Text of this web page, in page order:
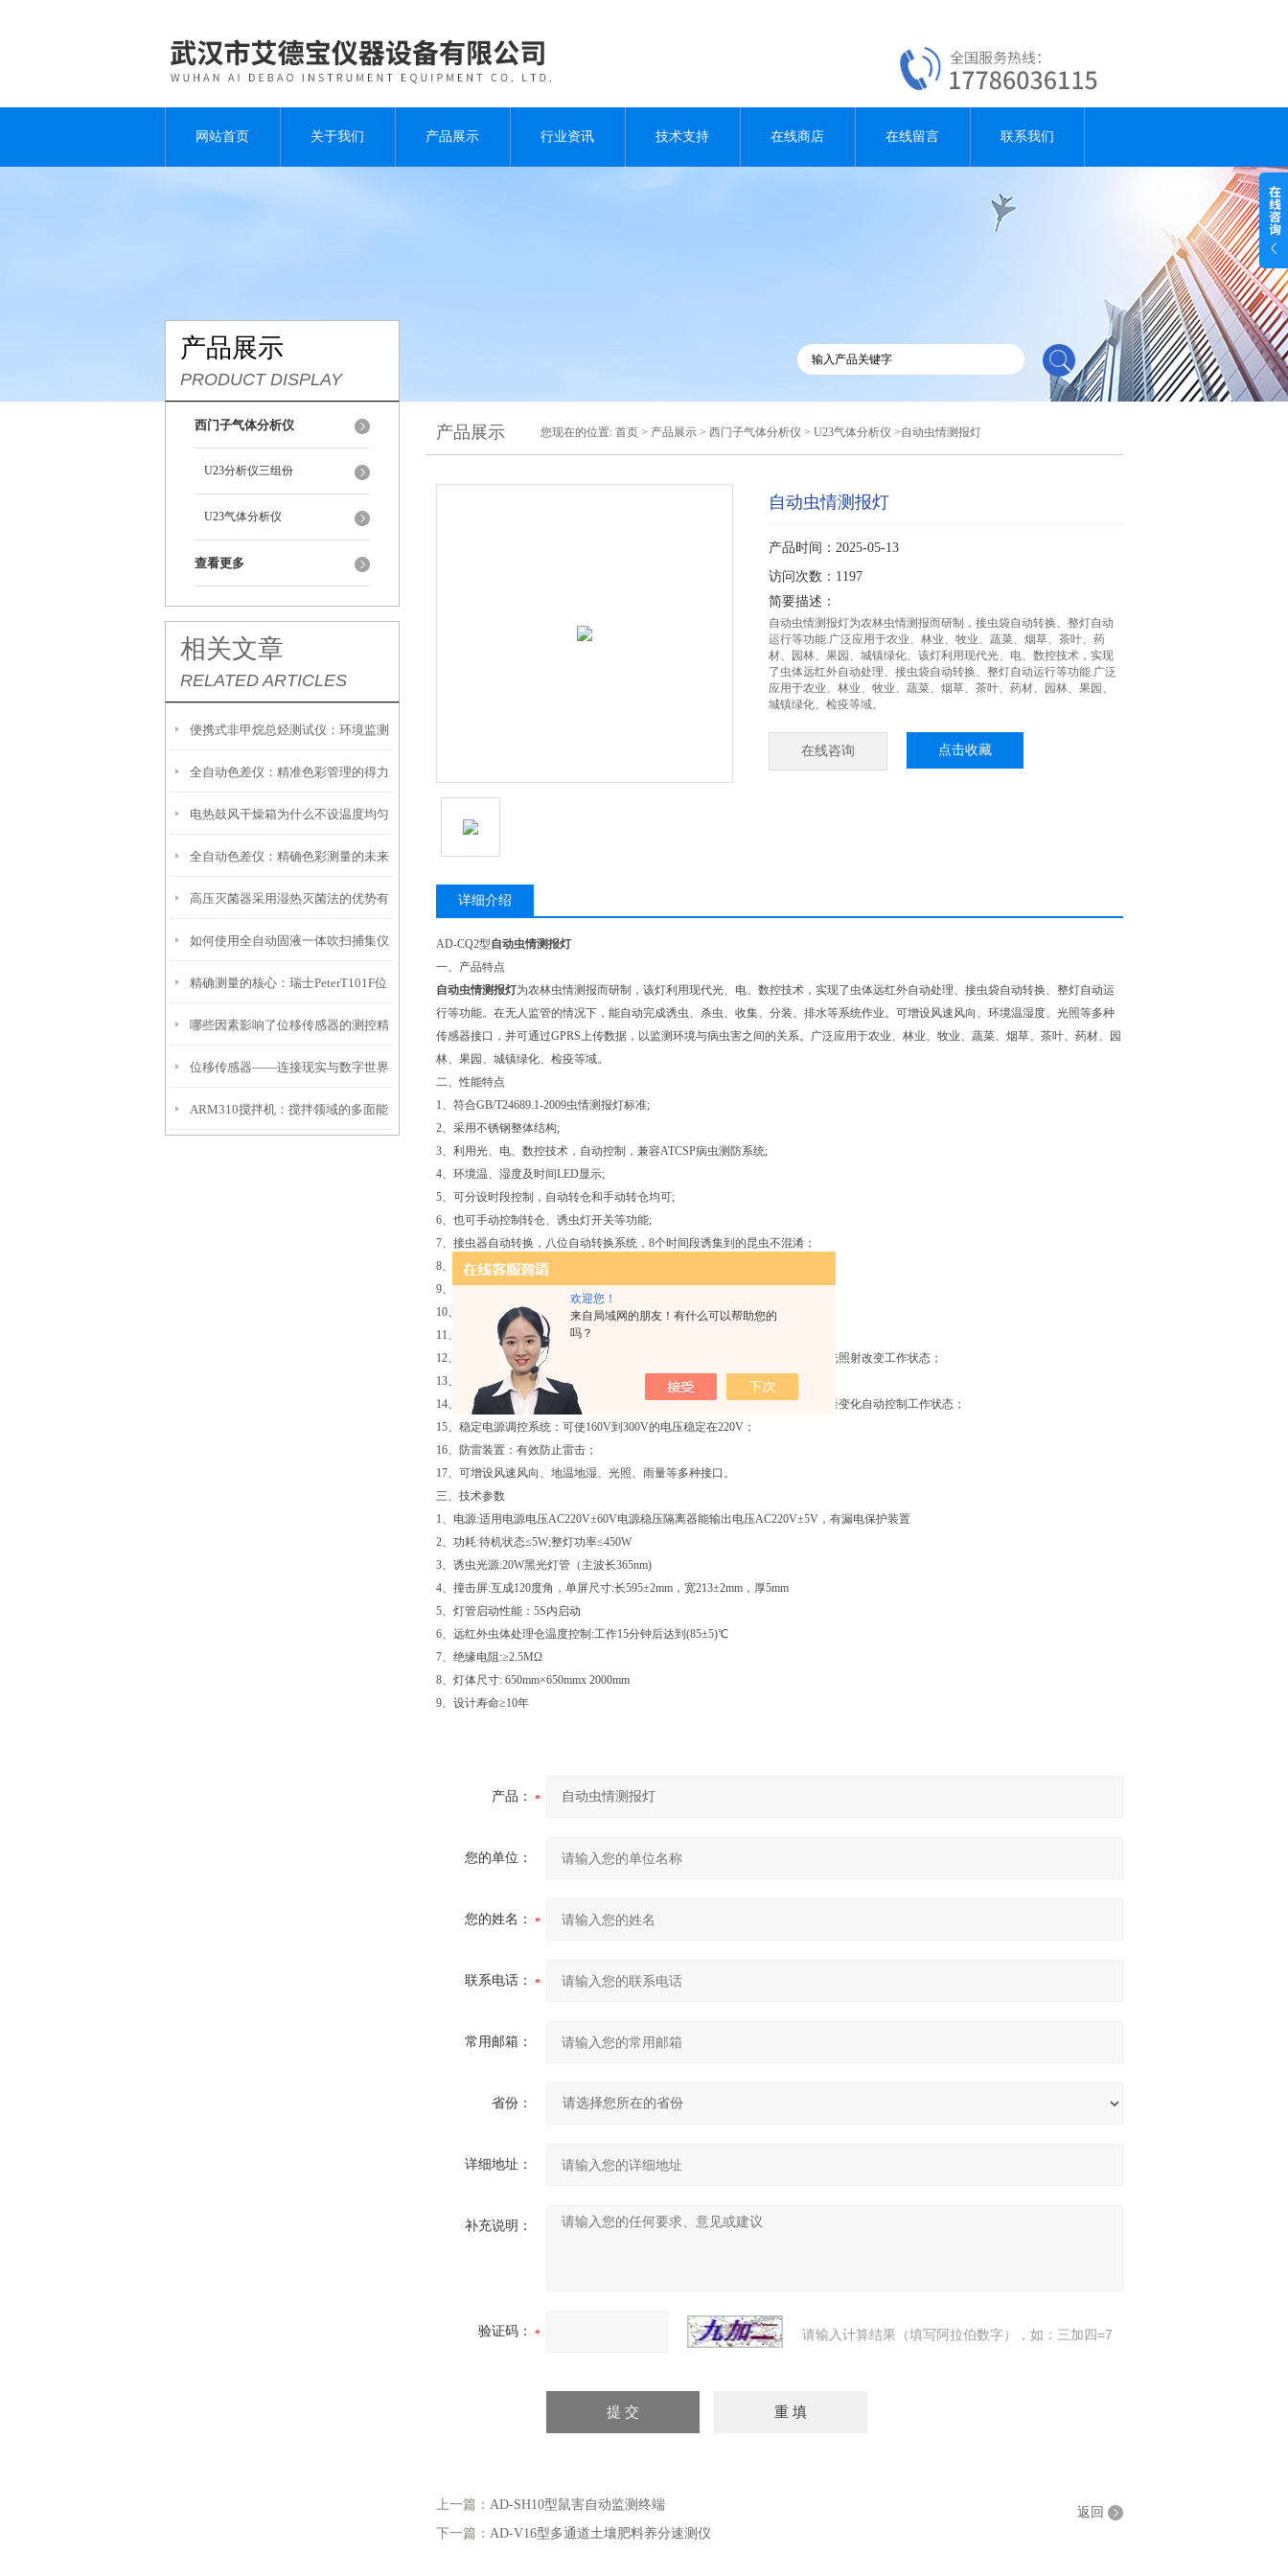
欢迎您！
来自局域网的朋友！有什么可以帮助您的
吗？
网站首页 关于我们 产品展示 行业资讯 技术支持 在线商店 在线留言 联系我们
产品展示
PRODUCT DISPLAY
西门子气体分析仪
U23分析仪三组份
U23气体分析仪
查看更多
相关文章
RELATED ARTICLES
便携式非甲烷总烃测试仪：环境监测
中的高效工具
全自动色差仪：精准色彩管理的得力
助手
电热鼓风干燥箱为什么不设温度均匀
度参数？
全自动色差仪：精确色彩测量的未来
高压灭菌器采用湿热灭菌法的优势有
哪些
如何使用全自动固液一体吹扫捕集仪
提升实验室效率
精确测量的核心：瑞士PeterT101F位
移传感器在工业自动化中的应用
哪些因素影响了位移传感器的测控精
度
位移传感器——连接现实与数字世界
的桥梁
ARM310搅拌机：搅拌领域的多面能
产品展示 您现在的位置: 首页 > 产品展示 > 西门子气体分析仪 > U23气体分析仪 >自动虫情测报灯
自动虫情测报灯
产品时间：2025-05-13
访问次数：1197
简要描述：
自动虫情测报灯为农林虫情测报而研制，接虫袋自动转换、整灯自动
运行等功能.广泛应用于农业、林业、牧业、蔬菜、烟草、茶叶、药
材、园林、果园、城镇绿化、该灯利用现代光、电、数控技术，实现
了虫体远红外自动处理、接虫袋自动转换、整灯自动运行等功能.广泛
应用于农业、林业、牧业、蔬菜、烟草、茶叶、药材、园林、果园、
城镇绿化、检疫等域。
在线咨询 点击收藏
详细介绍
AD-CQ2型自动虫情测报灯
一、产品特点
自动虫情测报灯为农林虫情测报而研制，该灯利用现代光、电、数控技术，实现了虫体远红外自动处理、接虫袋自动转换、整灯自动运
行等功能。在无人监管的情况下，能自动完成诱虫、杀虫、收集、分装、排水等系统作业。可增设风速风向、环境温湿度、光照等多种
传感器接口，并可通过GPRS上传数据，以监测环境与病虫害之间的关系。广泛应用于农业、林业、牧业、蔬菜、烟草、茶叶、药材、园
林、果园、城镇绿化、检疫等域。
二、性能特点
1、符合GB/T24689.1-2009虫情测报灯标准;
2、采用不锈钢整体结构;
3、利用光、电、数控技术，自动控制，兼容ATCSP病虫测防系统;
4、环境温、湿度及时间LED显示;
5、可分设时段控制，自动转仓和手动转仓均可;
6、也可手动控制转仓、诱虫灯开关等功能;
7、接虫器自动转换，八位自动转换系统，8个时间段诱集到的昆虫不混淆；
8、上、下两层远红外虫体处理仓，更有效的完成杀虫和烘干工作；
9、远红外虫体处理仓温度控制：工作15分钟后到达85±5℃；
10、远红外虫体处理致死率不小于98%，虫体完整率不小于95%；
11、远红外虫体处理、分天存放（无需毒瓶）；
12、晚上自动开灯，白天自动关灯（待机），在夜间工作状态下，不受瞬间强光照射改变工作状态；
13、时段控制：根据靶标害虫生活习性规律，设定工作时间段；
14、雨控装置开关：将雨水自动排出，有效将雨虫分离，也可增设根据外界雨量变化自动控制工作状态；
15、稳定电源调控系统：可使160V到300V的电压稳定在220V；
16、防雷装置：有效防止雷击；
17、可增设风速风向、地温地湿、光照、雨量等多种接口。
三、技术参数
1、电源:适用电源电压AC220V±60V电源稳压隔离器能输出电压AC220V±5V，有漏电保护装置
2、功耗:待机状态≤5W;整灯功率≤450W
3、诱虫光源:20W黑光灯管（主波长365nm)
4、撞击屏:互成120度角，单屏尺寸:长595±2mm，宽213±2mm，厚5mm
5、灯管启动性能：5S内启动
6、远红外虫体处理仓温度控制:工作15分钟后达到(85±5)℃
7、绝缘电阻:≥2.5MΩ
8、灯体尺寸: 650mm×650mmx 2000mm
9、设计寿命≥10年
产品：
您的单位：
您的姓名：
联系电话：
常用邮箱：
省份：
详细地址：
补充说明：
验证码： 请输入计算结果（填写阿拉伯数字），如：三加四=7
上一篇： AD-SH10型鼠害自动监测终端
下一篇： AD-V16型多通道土壤肥料养分速测仪
返回